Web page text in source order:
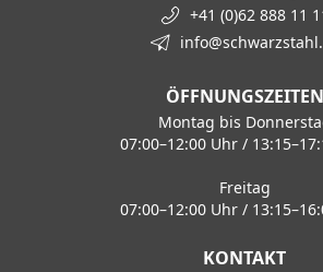
+41 (0)62 888 11
ÖFFNUNGSZEITEN
Montag bis
07:00–12:00 Uhr /
Freitag
07:00–12:00 Uhr /
KONTAKT